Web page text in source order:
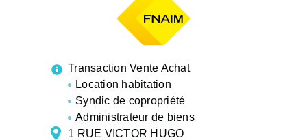
Transaction Vente Achat
Location habitation
Syndic de copropriété
Administrateur de biens
1 RUE VICTOR HUGO